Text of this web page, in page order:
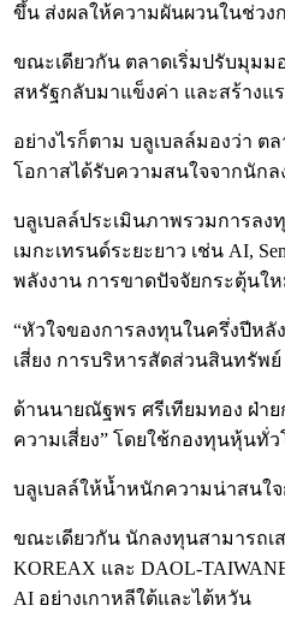
ขึ้น ส่งผลให้ความผันผวนในช่วง
ขณะเดียวกัน ตลาดเริ่มปรับมุมม
สหรัฐกลับมาแข็งค่า และสร้างแ
อย่างไรก็ตาม บลูเบลล์มองว่า ต
โอกาสได้รับความสนใจจากนักล
บลูเบลล์ประเมินภาพรวมการล
เมกะเทรนด์ระยะยาว เช่น AI,
พลังงาน การขาดปัจจัยกระตุ้นใ
“หัวใจของการลงทุนในครึ่งปีห
เสี่ยง การบริหารสัดส่วนสินทรัพ
ด้านนายณัฐพร ศรีเทียมทอง ฝ่า
ความเสี่ยง” โดยใช้กองทุนหุ้นทั่ว
บลูเบลล์ให้น้ำหนักความน่าสนใ
ขณะเดียวกัน นักลงทุนสามารถเ
KOREAX และ DAOL-
AI อย่างเกาหลีใต้และไต้หวัน